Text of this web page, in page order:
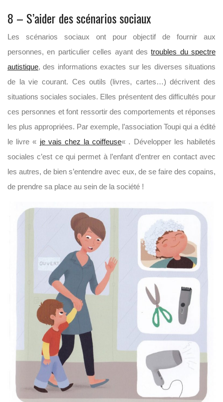
8 – S’aider des scénarios sociaux
Les scénarios sociaux ont pour objectif de fournir aux
personnes, en particulier celles ayant destroubles du spectre
autistique, des informations exactes sur les diverses situations
de la vie courant. Ces outils (livres, cartes…) décrivent des
situations sociales sociales. Elles présentent des difficultés pour
ces personnes et font ressortir des comportements et réponses
les plus appropriées. Par exemple, l’association Toupi qui a édité
le livre « je vais chez la coiffeuse« . Développer les habiletés
sociales c’est ce qui permet à l’enfant d’entrer en contact avec
les autres, de bien s’entendre avec eux, de se faire des copains,
de prendre sa place au sein de la société !